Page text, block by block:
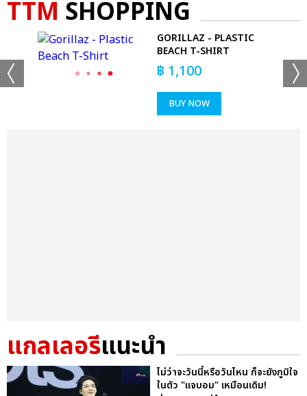
TTM SHOPPING
GORILLAZ - PLASTIC
BEACH T-SHIRT
฿ 1,100
BUY NOW
แกลเลอรีแนะนำ
ไม่ว่าจะวันนี้หรือวันไหน ก็จะยังภูมิใจ
ในตัว "แจบอม" เหมือนเดิม!